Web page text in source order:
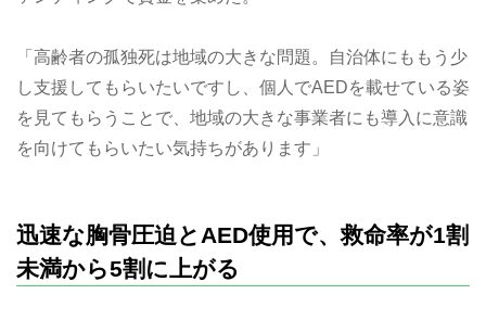
「高齢者の孤独死は地域の大きな問題。自治体にももう少
し支援してもらいたいですし、個人でAEDを載せている姿
を見てもらうことで、地域の大きな事業者にも導入に意識
を向けてもらいたい気持ちがあります」
迅速な胸骨圧迫とAED使用で、救命率が1割
未満から5割に上がる